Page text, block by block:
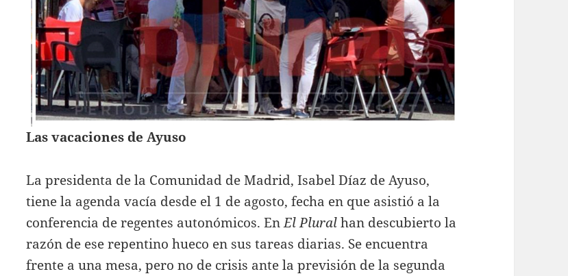
Las vacaciones de Ayuso
La presidenta de la Comunidad de Madrid, Isabel Díaz de Ayuso,
tiene la agenda vacía desde el 1 de agosto, fecha en que asistió a la
conferencia de regentes autonómicos. EnEl Pluralhan descubierto la
razón de ese repentino hueco en sus tareas diarias. Se encuentra
frente a una mesa, pero no de crisis ante la previsión de la segunda